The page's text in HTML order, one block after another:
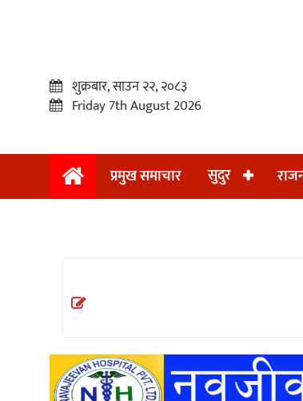
प्रमुख
अन्तराष्ट्रिय
अन्तर्वार्ता
शुक्रबार, साउन २२, २०८३
Friday 7th August 2026
प्रमुख समाचार सुदुर